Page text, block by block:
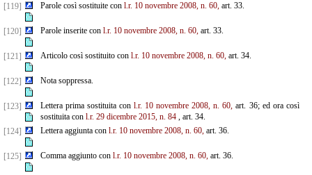
[119] Parole così sostituite con l.r. 10 novembre 2008, n. 60,art. 33.
[120] Parole inserite con l.r. 10 novembre 2008, n. 60,art. 33.
[121] Articolo così sostituito con l.r. 10 novembre 2008, n. 60,art. 34.
[122] Nota soppressa.
[123] Lettera prima sostituita con l.r. 10 novembre 2008, n. 60, art. 36; ed ora così
sostituita con l.r. 29 dicembre 2015, n. 84, art. 34.
[124]
Lettera aggiunta con l.r. 10 novembre 2008, n. 60,art. 36.
[125] Comma aggiunto con l.r. 10 novembre 2008, n. 60,art. 36.